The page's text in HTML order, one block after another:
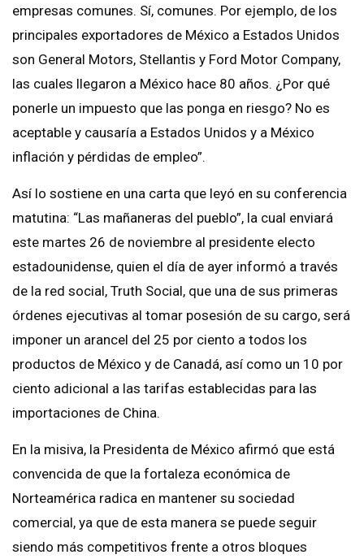
empresas comunes. Sí, comunes. Por ejemplo, de los
principales exportadores de México a Estados Unidos
son General Motors, Stellantis y Ford Motor Company,
las cuales llegaron a México hace 80 años. ¿Por qué
ponerle un impuesto que las ponga en riesgo? No es
aceptable y causaría a Estados Unidos y a México
inflación y pérdidas de empleo”.
Así lo sostiene en una carta que leyó en su conferencia
matutina: “Las mañaneras del pueblo”, la cual enviará
este martes 26 de noviembre al presidente electo
estadounidense, quien el día de ayer informó a través
de la red social, Truth Social, que una de sus primeras
órdenes ejecutivas al tomar posesión de su cargo, será
imponer un arancel del 25 por ciento a todos los
productos de México y de Canadá, así como un 10 por
ciento adicional a las tarifas establecidas para las
importaciones de China.
En la misiva, la Presidenta de México afirmó que está
convencida de que la fortaleza económica de
Norteamérica radica en mantener su sociedad
comercial, ya que de esta manera se puede seguir
siendo más competitivos frente a otros bloques